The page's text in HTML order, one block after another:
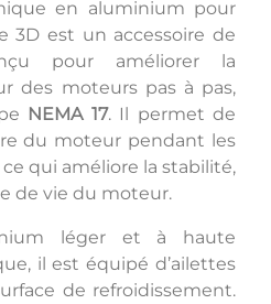
en aluminium pour
3D est un accessoire de
pour améliorer la
des moteurs pas à pas,
NEMA 17. Il permet de
du moteur pendant les
qui améliore la stabilité,
de vie du moteur.
léger et à haute
il est équipé d’ailettes
de refroidissement.